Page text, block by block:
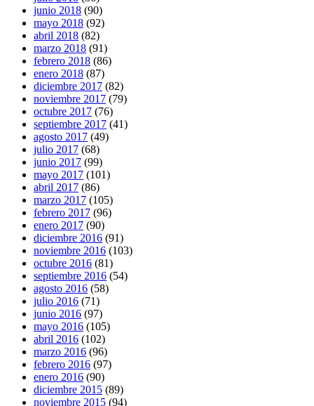
junio 2018 (90)
mayo 2018 (92)
abril 2018 (82)
marzo 2018 (91)
febrero 2018 (86)
enero 2018 (87)
diciembre 2017 (82)
noviembre 2017 (79)
octubre 2017 (76)
septiembre 2017 (41)
agosto 2017 (49)
julio 2017 (68)
junio 2017 (99)
mayo 2017 (101)
abril 2017 (86)
marzo 2017 (105)
febrero 2017 (96)
enero 2017 (90)
diciembre 2016 (91)
noviembre 2016 (103)
octubre 2016 (81)
septiembre 2016 (54)
agosto 2016 (58)
julio 2016 (71)
junio 2016 (97)
mayo 2016 (105)
abril 2016 (102)
marzo 2016 (96)
febrero 2016 (97)
enero 2016 (90)
diciembre 2015 (89)
noviembre 2015 (94)